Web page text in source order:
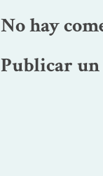
No hay
Publicar